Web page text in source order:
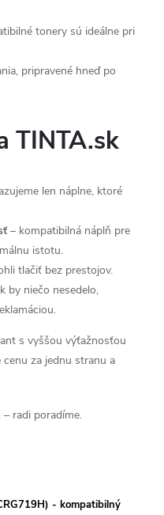
tonery sú ideálne pri
pripravené hneď po
TINTA.sk
len náplne, ktoré
– kompatibilná náplň pre
istotu.
tlačiť bez prestojov.
by niečo nesedelo,
s vyššou výťažnosťou
za jednu stranu a
radi poradíme.
- kompatibilný